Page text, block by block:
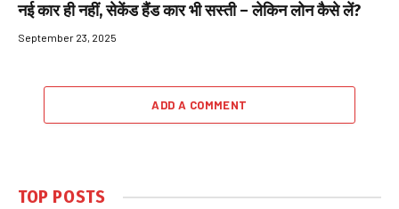
नई कार ही नहीं, सेकेंड हैंड कार भी सस्ती – लेकिन लोन कैसे लें?
September 23, 2025
ADD A COMMENT
TOP POSTS